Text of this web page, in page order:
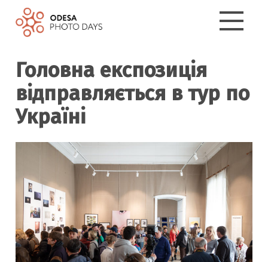
Головна експозиція
відправляється в тур по
Україні